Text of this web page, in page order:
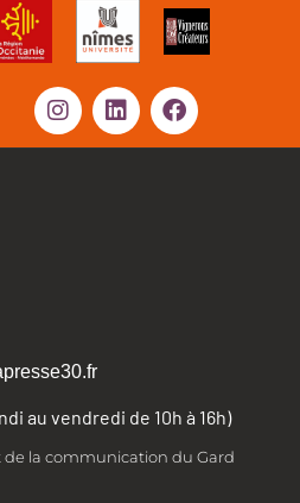
au vendredi de 10h à 16h)
de la communication du Gard